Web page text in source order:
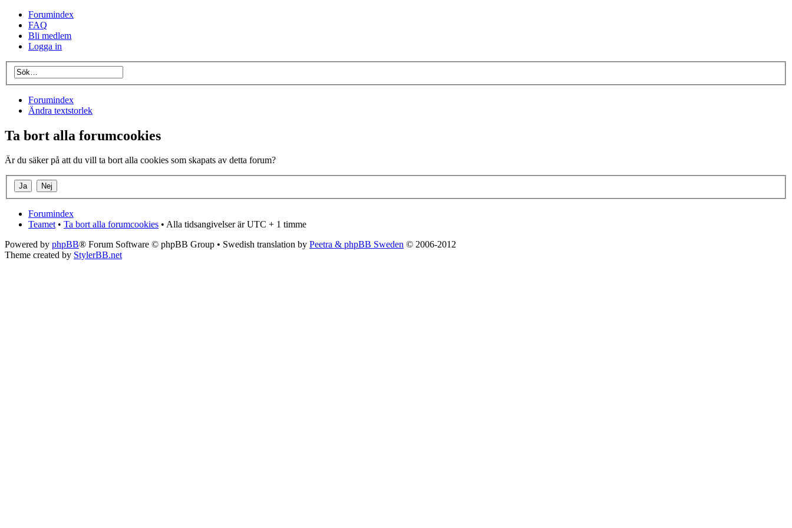
Forumindex
FAQ
Bli medlem
Logga in
Forumindex
Ändra textstorlek
Ta bort alla forumcookies
Är du säker på att du vill ta bort alla cookies som skapats av detta forum?
Forumindex
Teamet • Ta bort alla forumcookies • Alla tidsangivelser är UTC + 1 timme
Powered by phpBB® Forum Software © phpBB Group • Swedish translation by Peetra & phpBB Sweden © 2006-2012
Theme created by StylerBB.net